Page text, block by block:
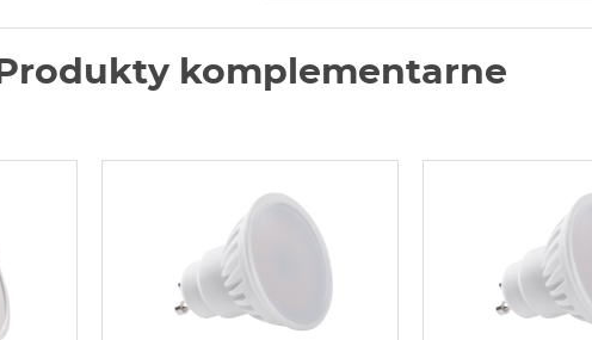
Produkty komplementarne